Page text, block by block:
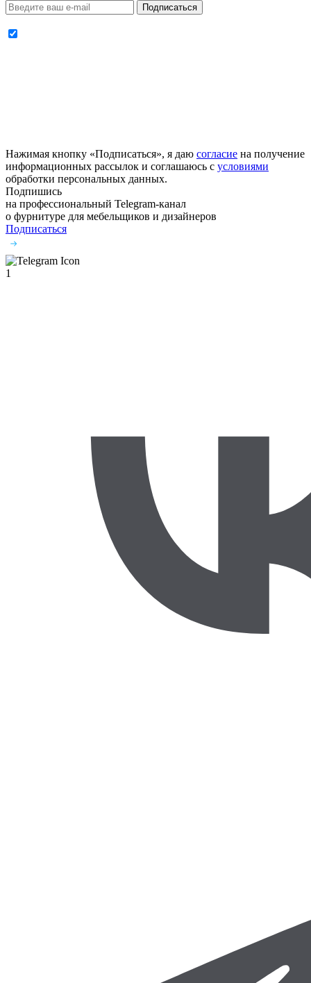
Подписаться
Нажимая кнопку «Подписаться», я даю согласие на получение
информационных рассылок и соглашаюсь с условиями
обработки персональных данных.
Подпишись
на профессиональный Telegram-канал
о фурнитуре для мебельщиков и дизайнеров
Подписаться
1